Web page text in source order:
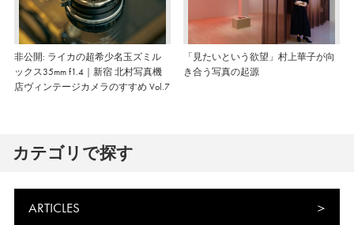
非公開: ライカの超希少名玉ズミル
ックス35mm f1.4｜新宿 北村写真機
店ヴィンテージカメラのすすめ Vol.7
「見たいという欲望」村上華子が向
き合う写真の起源
カテゴリで探す
ARTICLES